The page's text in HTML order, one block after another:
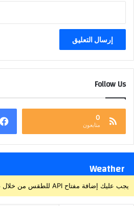
Follow Us
0
متابعون
Weather
يجب عليك إضافة مفتاح API للطقس من خلال صفحة إعدادات القالب > الدمج